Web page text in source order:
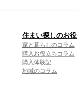
住まい探しのお
家と暮らしのコラム
購入お役立ちコラム
購入体験記
地域のコラム